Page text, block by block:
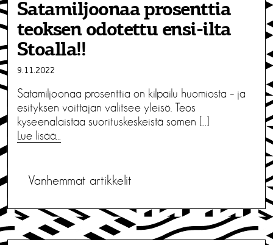
Satamiljoonaa prosenttia
teoksen odotettu ensi-ilta
Stoalla!!
9.11.2022
Satamiljoonaa prosenttia on kilpailu huomiosta – ja
esityksen voittajan valitsee yleisö. Teos
kyseenalaistaa suorituskeskeistä somen […]
Lue lisää…
A
r
Vanhemmat artikkelit